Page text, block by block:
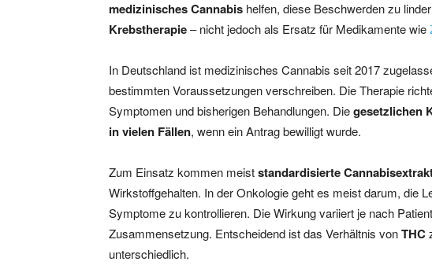
medizinisches Cannabis helfen, diese Beschwerden zu
Krebstherapie– nicht jedoch als Ersatz für Medikamente wie
In Deutschland ist medizinisches Cannabis seit 2017
bestimmten Voraussetzungen verschreiben. Die Therapie
Symptomen und bisherigen Behandlungen. Diegesetzlichen
in vielen Fällen, wenn ein Antrag bewilligt wurde.
Zum Einsatz kommen meiststandardisierte
Wirkstoffgehalten. In der Onkologie geht es meist darum, die
Symptome zu kontrollieren. Die Wirkung variiert je nach
Zusammensetzung. Entscheidend ist das Verhältnis vonTHC
unterschiedlich.